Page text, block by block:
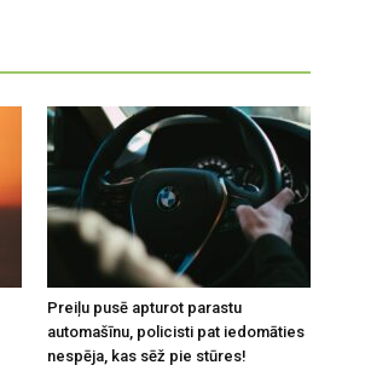
Preiļu pusē apturot parastu
automašīnu, policisti pat iedomāties
nespēja, kas sēž pie stūres!